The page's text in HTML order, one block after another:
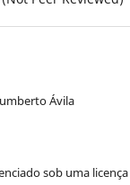
Ávila
sob uma licença